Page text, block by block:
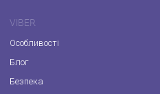
VIBER
Особливості
Блог
Безпека